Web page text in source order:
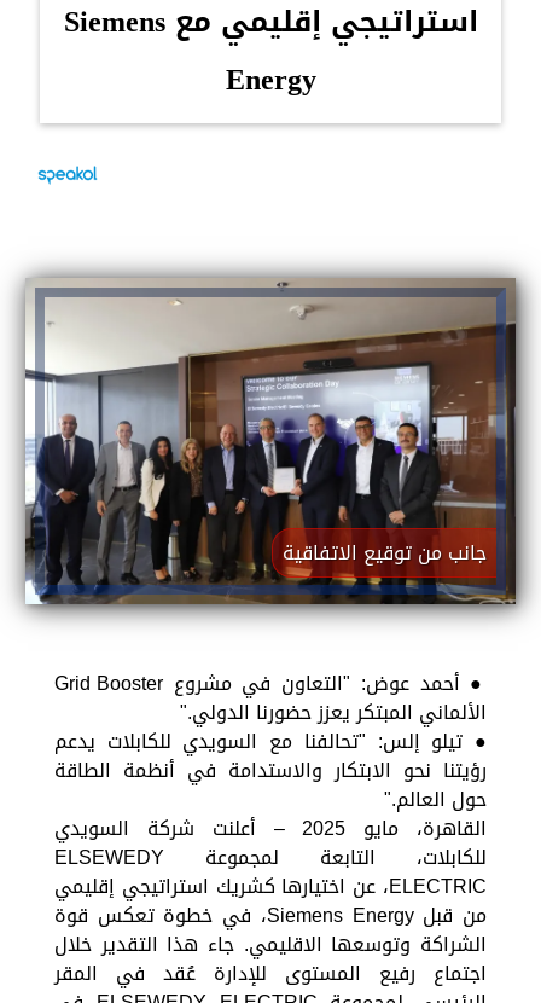
استراتيجي إقليمي مع Siemens
Energy
جانب من توقيع الاتفاقية
● أحمد عوض: "التعاون في مشروع Grid Booster
الألماني المبتكر يعزز حضورنا الدولي."
● تيلو إلس: "تحالفنا مع السويدي للكابلات يدعم
رؤيتنا نحو الابتكار والاستدامة في أنظمة الطاقة
حول العالم."
القاهرة، مايو 2025 – أعلنت شركة السويدي
للكابلات، التابعة لمجموعة ELSEWEDY
ELECTRIC، عن اختيارها كشريك استراتيجي إقليمي
من قبل Siemens Energy، في خطوة تعكس قوة
الشراكة وتوسعها الاقليمي. جاء هذا التقدير خلال
اجتماع رفيع المستوى للإدارة عُقد في المقر